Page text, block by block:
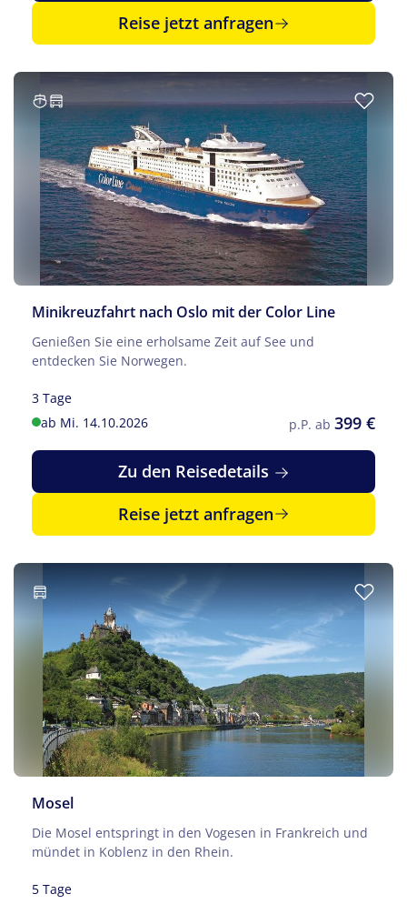
Reise jetzt anfragen
Minikreuzfahrt nach Oslo mit der Color Line
Genießen Sie eine erholsame Zeit auf See und
entdecken Sie Norwegen.
3 Tage
ab Mi. 14.10.2026
p.P. ab 399 €
Zu den Reisedetails
Reise jetzt anfragen
Mosel
Die Mosel entspringt in den Vogesen in Frankreich und
mündet in Koblenz in den Rhein.
5 Tage